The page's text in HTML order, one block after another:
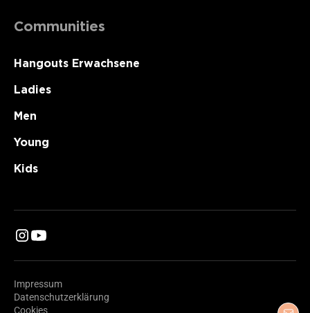
Communities
Hangouts Erwachsene
Ladies
Men
Young
Kids
Impressum
Datenschutzerklärung
Cookies